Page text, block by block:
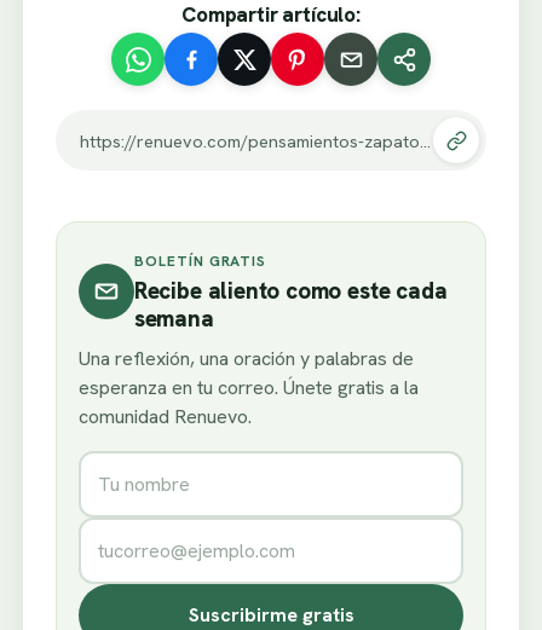
Compartir artículo:
BOLETÍN GRATIS
Recibe aliento como este cada
semana
Una reflexión, una oración y palabras de
esperanza en tu correo. Únete gratis a la
comunidad Renuevo.
Nombre
Correo electrónico
Suscribirme gratis